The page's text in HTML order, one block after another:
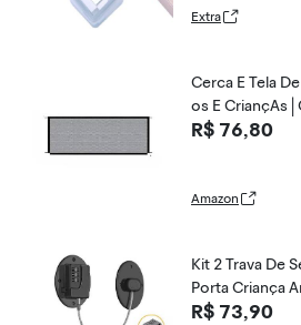
Extra
Cerca E Tela
os E CriançAs |
visóRia De
R$ 76,80
Amazon
Kit 2 Trava De
R$ 73,90